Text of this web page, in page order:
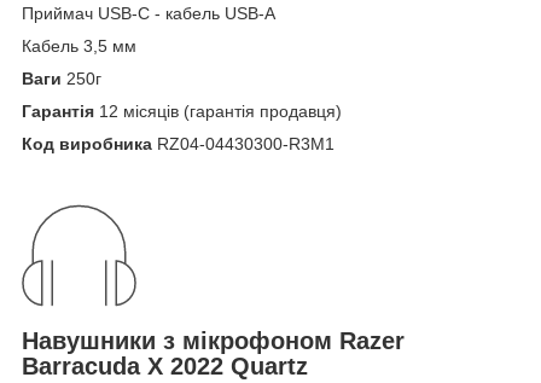
Приймач USB-C - кабель USB-A
Кабель 3,5 мм
Ваги 250г
Гарантія 12 місяців (гарантія продавця)
Код виробника RZ04-04430300-R3M1
Навушники з мікрофоном Razer
Barracuda X 2022 Quartz